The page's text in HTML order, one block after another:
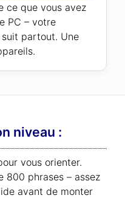
ce que vous avez
PC – votre
partout. Une
niveau :
vous orienter.
800 phrases – assez
avant de monter